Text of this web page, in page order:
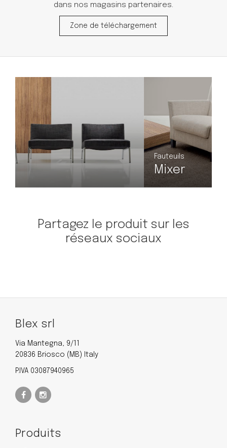
dans nos magasins partenaires.
Zone de téléchargement
Mixer
Partagez le produit sur les
réseaux sociaux
Blex srl
Via Mantegna, 9/11
20836 Briosco (MB) Italy
P.IVA 03087940965
Produits